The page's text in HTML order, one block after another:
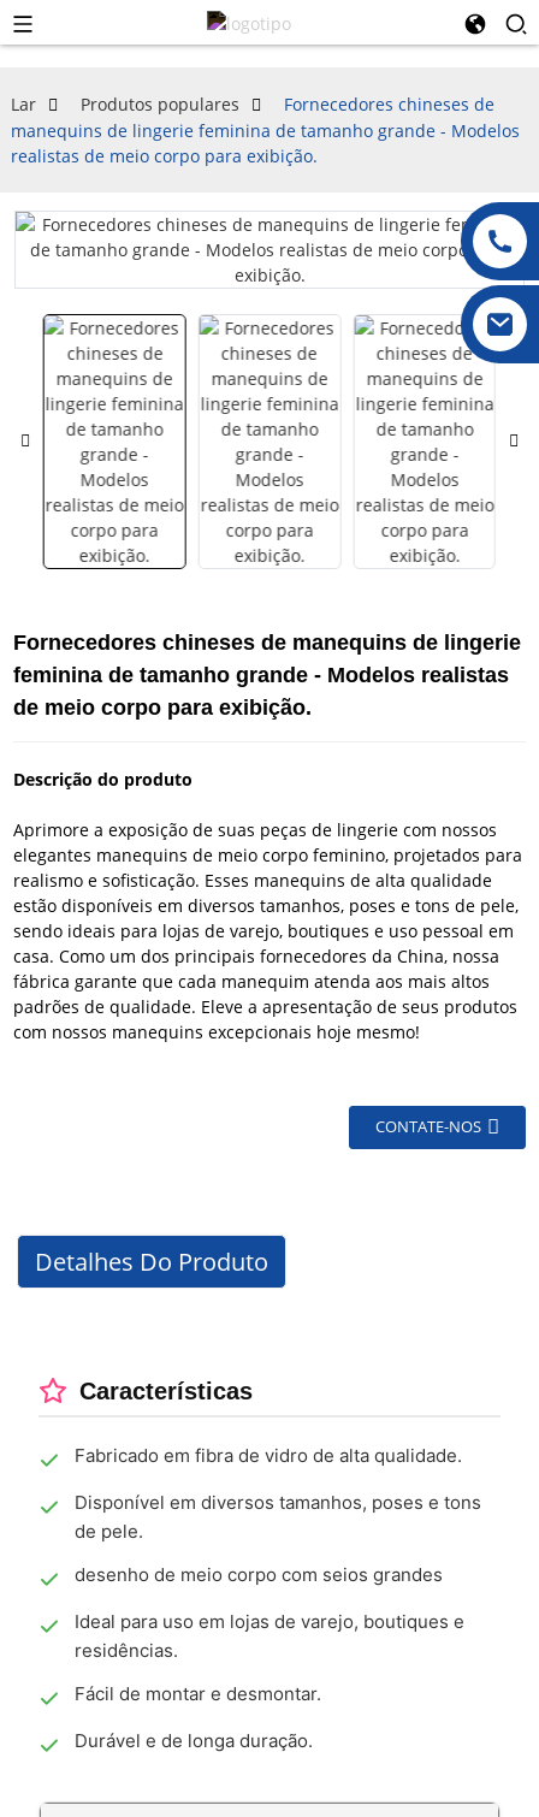
Lar Produtos populares
Fornecedores chineses de
manequins de lingerie feminina de tamanho grande - Modelos
realistas de meio corpo para exibição.
Fornecedores chineses de manequins de lingerie
feminina de tamanho grande - Modelos realistas
de meio corpo para exibição.
Descrição do produto
Aprimore a exposição de suas peças de lingerie com nossos
elegantes manequins de meio corpo feminino, projetados para
realismo e sofisticação. Esses manequins de alta qualidade
estão disponíveis em diversos tamanhos, poses e tons de pele,
sendo ideais para lojas de varejo, boutiques e uso pessoal em
casa. Como um dos principais fornecedores da China, nossa
fábrica garante que cada manequim atenda aos mais altos
padrões de qualidade. Eleve a apresentação de seus produtos
com nossos manequins excepcionais hoje mesmo!
CONTATE-NOS
Detalhes Do Produto
Características
Fabricado em fibra de vidro de alta qualidade.
Disponível em diversos tamanhos, poses e tons
de pele.
desenho de meio corpo com seios grandes
Ideal para uso em lojas de varejo, boutiques e
residências.
Fácil de montar e desmontar.
Durável e de longa duração.